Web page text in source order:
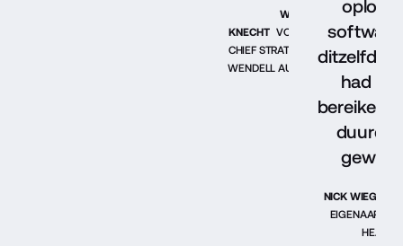
WILL
KNECHT VOORZITTER EN
CHIEF STRATEGY OFFICER,
WENDELL AUGUST FORGE
software
ditzelfde
had
bereiken,
NICK WIEGAND
EIGENAAR,
HEALTH